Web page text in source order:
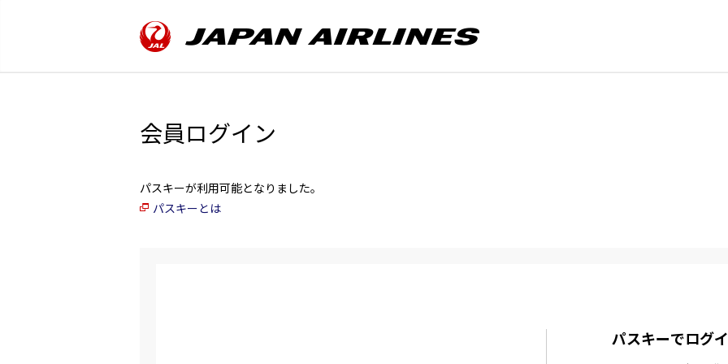
会員ログイン
パスキーが利用可能となりました。
パスキーとは
パスキーでログ